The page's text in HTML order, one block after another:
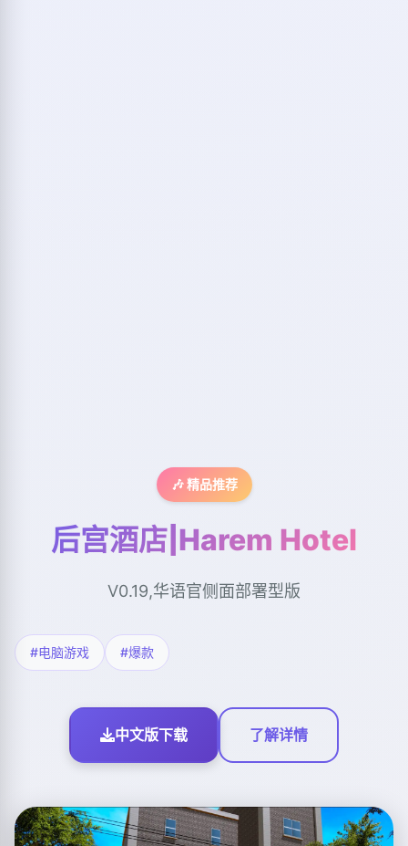
🎶 精品推荐
后宫酒店|Harem Hotel
V0.19,华语官侧面部署型版
#电脑游戏 #爆款
中文版下载 了解详情